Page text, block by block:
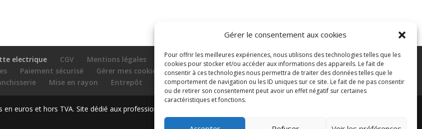
Gérer le consentement aux cookies
Pour offrir les meilleures expériences, nous utilisons des technologies telles que les
cookies pour stocker et/ou accéder aux informations des appareils. Le fait de
consentir à ces technologies nous permettra de traiter des données telles que le
comportement de navigation ou les ID uniques sur ce site. Le fait de ne pas consentir
ou de retirer son consentement peut avoir un effet négatif sur certaines
caractéristiques et fonctions.
electrique CGV
Mentions légales
Paiement sécurisé Gérer mes cookies Nous contacter
Guides d’achat
Mise en rayon Entrepôt Conteneurs maritimes
euros et hors TVA. Site dédié aux professionnels